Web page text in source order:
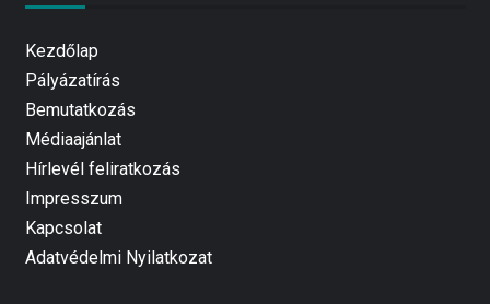
Kezdőlap
Pályázatírás
Bemutatkozás
Médiaajánlat
Hírlevél feliratkozás
Impresszum
Kapcsolat
Adatvédelmi Nyilatkozat